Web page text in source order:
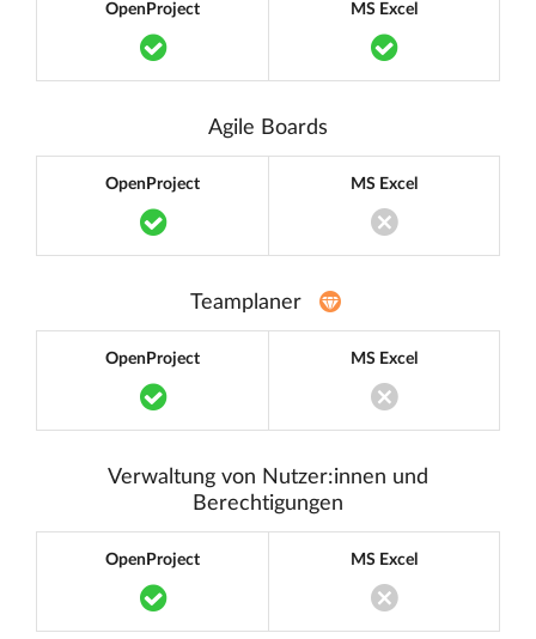
OpenProject
Translation missing:
MS Excel
Agile Boards
OpenProject
Translation missing:
MS Excel
Translation
Teamplaner
OpenProject
Translation missing:
MS Excel
Translation
Verwaltung von Nutzer:innen und
Berechtigungen
OpenProject
Translation missing:
MS Excel
Translation